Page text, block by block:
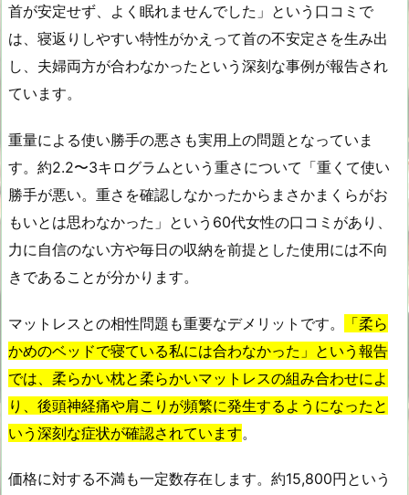
首が安定せず、よく眠れませんでした」という口コミで
は、寝返りしやすい特性がかえって首の不安定さを生み出
し、夫婦両方が合わなかったという深刻な事例が報告され
ています。
重量による使い勝手の悪さも実用上の問題となっていま
す。約2.2〜3キログラムという重さについて「重くて使い
勝手が悪い。重さを確認しなかったからまさかまくらがお
もいとは思わなかった」という60代女性の口コミがあり、
力に自信のない方や毎日の収納を前提とした使用には不向
きであることが分かります。
マットレスとの相性問題も重要なデメリットです。
「柔ら
かめのベッドで寝ている私には合わなかった」という報告
では、柔らかい枕と柔らかいマットレスの組み合わせによ
り、後頭神経痛や肩こりが頻繁に発生するようになったと
いう深刻な症状が確認されています。
価格に対する不満も一定数存在します。約15,800円という